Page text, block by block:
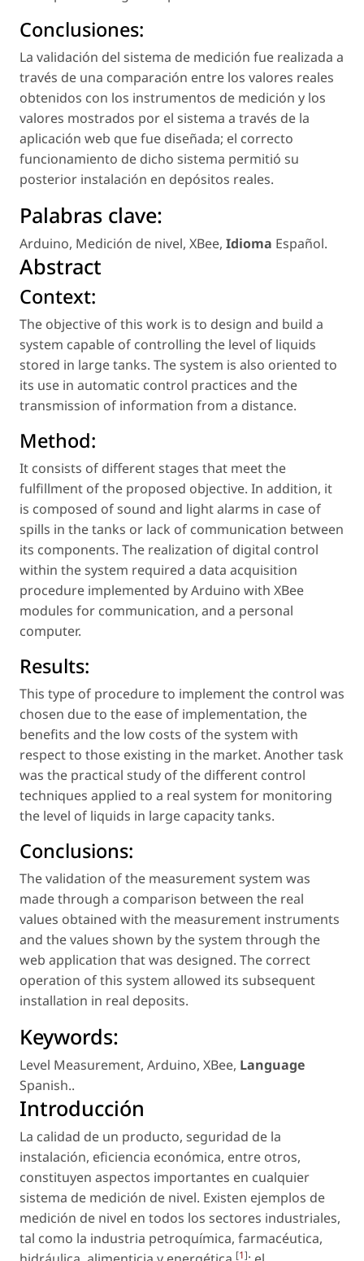
Conclusiones:
La validación del sistema de medición fue realizada a
través de una comparación entre los valores reales
obtenidos con los instrumentos de medición y los
valores mostrados por el sistema a través de la
aplicación web que fue diseñada; el correcto
funcionamiento de dicho sistema permitió su
posterior instalación en depósitos reales.
Palabras clave:
Arduino, Medición de nivel, XBee, Idioma Español.
Abstract
Context:
The objective of this work is to design and build a
system capable of controlling the level of liquids
stored in large tanks. The system is also oriented to
its use in automatic control practices and the
transmission of information from a distance.
Method:
It consists of different stages that meet the
fulfillment of the proposed objective. In addition, it
is composed of sound and light alarms in case of
spills in the tanks or lack of communication between
its components. The realization of digital control
within the system required a data acquisition
procedure implemented by Arduino with XBee
modules for communication, and a personal
computer.
Results:
This type of procedure to implement the control was
chosen due to the ease of implementation, the
benefits and the low costs of the system with
respect to those existing in the market. Another task
was the practical study of the different control
techniques applied to a real system for monitoring
the level of liquids in large capacity tanks.
Conclusions:
The validation of the measurement system was
made through a comparison between the real
values obtained with the measurement instruments
and the values shown by the system through the
web application that was designed. The correct
operation of this system allowed its subsequent
installation in real deposits.
Keywords:
Level Measurement, Arduino, XBee, Language
Spanish..
Introducción
La calidad de un producto, seguridad de la
instalación, eficiencia económica, entre otros,
constituyen aspectos importantes en cualquier
sistema de medición de nivel. Existen ejemplos de
medición de nivel en todos los sectores industriales,
tal como la industria petroquímica, farmacéutica,
[1]